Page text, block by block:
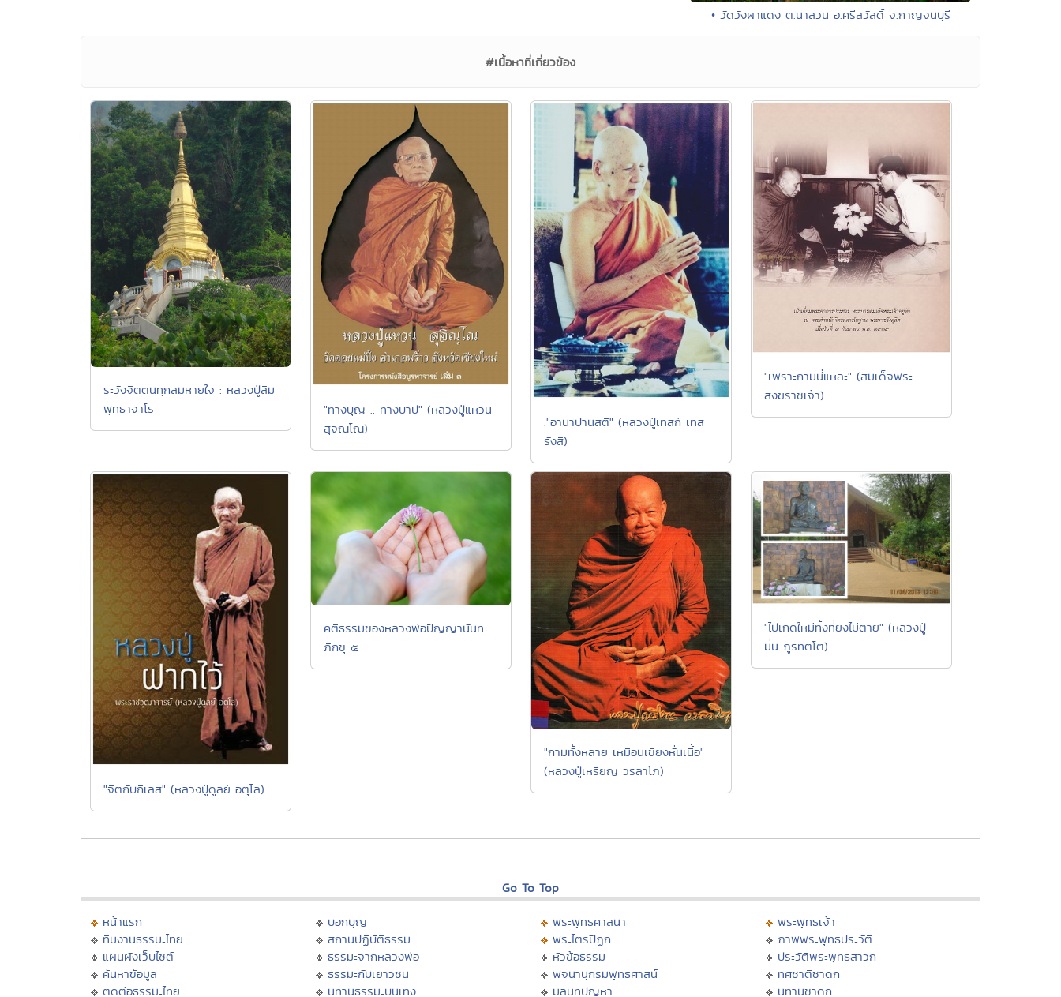
• วัดวังผาแดง ต.นาสวน อ.ศรีสวัสดิ์ จ.กาญจนบุรี
#เนื้อหาที่เกี่ยวข้อง
ระวังจิตตนทุกลมหายใจ : หลวงปู่สิม
พุทธาจาโร
"ทางบุญ .. ทางบาป" (หลวงปู่แหวน
สุจิณโณ)
."อานาปานสติ" (หลวงปู่เทสก์ เทส
รังสี)
"เพราะกามนี่แหละ" (สมเด็จพระ
สังฆราชเจ้า)
"จิตกับกิเลส" (หลวงปู่ดูลย์ อตุโล)
คติธรรมของหลวงพ่อปัญญานันท
ภิกขุ ๕
"กามทั้งหลาย เหมือนเขียงหั่นเนื้อ"
(หลวงปู่เหรียญ วรลาโภ)
"ไปเกิดใหม่ทั้งที่ยังไม่ตาย" (หลวงปู่
มั่น ภูริทัตโต)
Go To Top
หน้าแรก
ทีมงานธรรมะไทย
แผนผังเว็บไซต์
ค้นหาข้อมูล
ติดต่อธรรมะไทย
บอกบุญ
สถานปฏิบัติธรรม
ธรรมะจากหลวงพ่อ
ธรรมะกับเยาวชน
นิทานธรรมะบันเทิง
พระพุทธศาสนา
พระไตรปิฏก
หัวข้อธรรม
พจนานุกรมพุทธศาสน์
มิลินทปัญหา
พระพุทธเจ้า
ภาพพระพุทธประวัติ
ประวัติพระพุทธสาวก
ทศชาติชาดก
นิทานชาดก